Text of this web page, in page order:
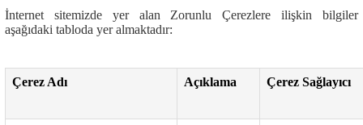
İnternet sitemizde yer alan Zorunlu Çerezlere ilişkin bilgiler
aşağıdaki tabloda yer almaktadır:
Çerez Adı Açıklama Çerez Sağlayıcı